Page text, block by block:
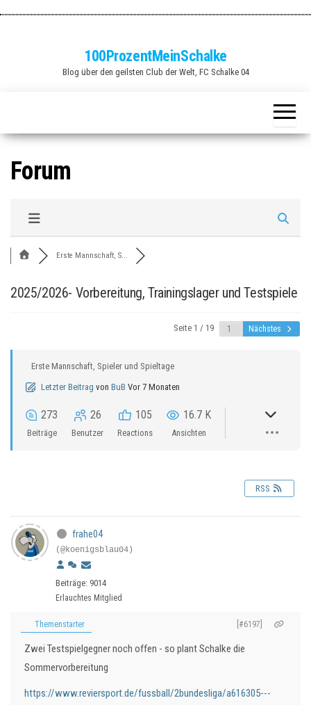
100ProzentMeinSchalke
Blog über den geilsten Club der Welt, FC Schalke 04
Forum
Erste Mannschaft, S...
2025/2026- Vorbereitung, Trainingslager und Testspiele
Seite 1 / 19 Nächstes
Erste Mannschaft, Spieler und Spieltage
Letzter Beitrag von BuB Vor 7 Monaten
273
Beiträge
26
Benutzer
105
Reactions
16.7 K
Ansichten
RSS
frahe04
(@koenigsblau04)
Beiträge: 9014
Erlauchtes Mitglied
Themenstarter [#6197]
Zwei Testspielgegner noch offen - so plant Schalke die
Sommervorbereitung
https://www.reviersport.de/fussball/2bundesliga/a616305---